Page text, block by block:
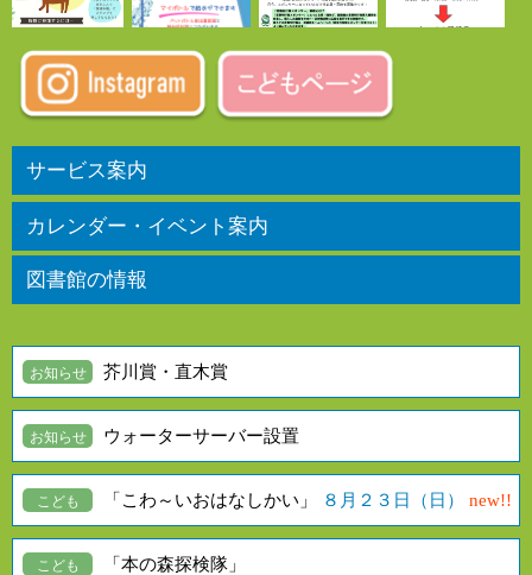
サービス案内
図書館 利用案内
お知らせ
施設の利用
生涯学習室
読書通帳
カレンダー・イベント案内
図書館 カレンダー
イベントカレンダー
イベント案内
図書館の情報
お知らせ 芥川賞・直木賞
お知らせ ウォーターサーバー設置
こども 「こわ～いおはなしかい」 ８月２３日（日） new!!
こども 「本の森探検隊」